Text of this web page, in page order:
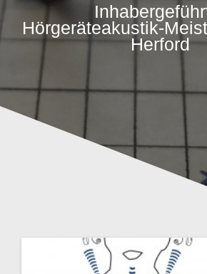
Hörgeräteakustik-
Herford